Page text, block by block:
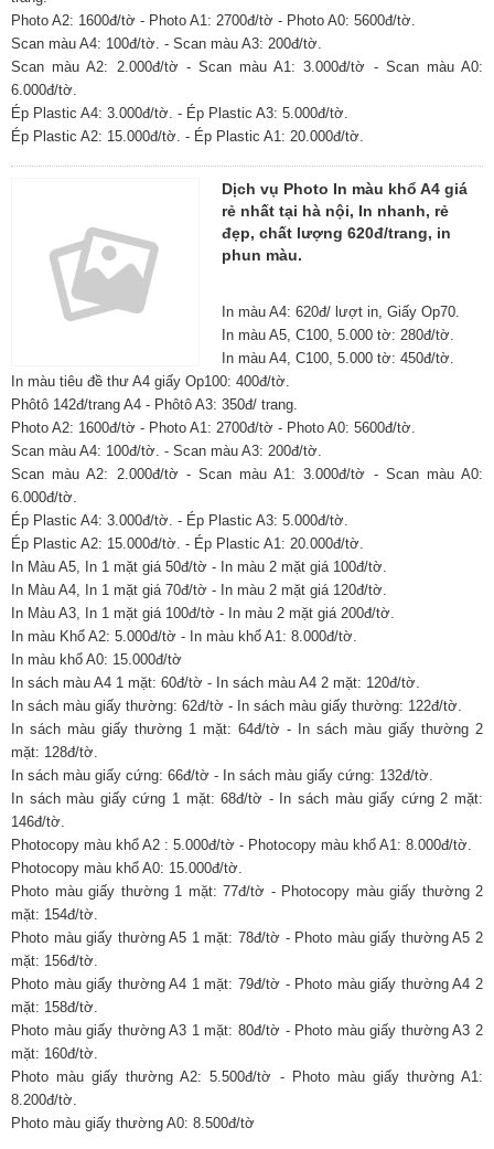
Photo A2: 1600đ/tờ - Photo A1: 2700đ/tờ - Photo A0: 5600đ/tờ.
Scan màu A4: 100đ/tờ. - Scan màu A3: 200đ/tờ.
Scan màu A2: 2.000đ/tờ - Scan màu A1: 3.000đ/tờ - Scan màu A0:
6.000đ/tờ.
Ép Plastic A4: 3.000đ/tờ. - Ép Plastic A3: 5.000đ/tờ.
Ép Plastic A2: 15.000đ/tờ. - Ép Plastic A1: 20.000đ/tờ.
Dịch vụ Photo In màu khổ A4 giá
rẻ nhất tại hà nội, In nhanh, rẻ
đẹp, chất lượng 620đ/trang, in
phun màu.
In màu A4: 620đ/ lượt in, Giấy Op70.
In màu A5, C100, 5.000 tờ: 280đ/tờ.
In màu A4, C100, 5.000 tờ: 450đ/tờ.
In màu tiêu đề thư A4 giấy Op100: 400đ/tờ.
Phôtô 142đ/trang A4 - Phôtô A3: 350đ/ trang.
Photo A2: 1600đ/tờ - Photo A1: 2700đ/tờ - Photo A0: 5600đ/tờ.
Scan màu A4: 100đ/tờ. - Scan màu A3: 200đ/tờ.
Scan màu A2: 2.000đ/tờ - Scan màu A1: 3.000đ/tờ - Scan màu A0:
6.000đ/tờ.
Ép Plastic A4: 3.000đ/tờ. - Ép Plastic A3: 5.000đ/tờ.
Ép Plastic A2: 15.000đ/tờ. - Ép Plastic A1: 20.000đ/tờ.
In Màu A5, In 1 mặt giá 50đ/tờ - In màu 2 mặt giá 100đ/tờ.
In Màu A4, In 1 mặt giá 70đ/tờ - In màu 2 mặt giá 120đ/tờ.
In Màu A3, In 1 mặt giá 100đ/tờ - In màu 2 mặt giá 200đ/tờ.
In màu Khổ A2: 5.000đ/tờ - In màu khổ A1: 8.000đ/tờ.
In màu khổ A0: 15.000đ/tờ
In sách màu A4 1 mặt: 60đ/tờ - In sách màu A4 2 mặt: 120đ/tờ.
In sách màu giấy thường: 62đ/tờ - In sách màu giấy thường: 122đ/tờ.
In sách màu giấy thường 1 mặt: 64đ/tờ - In sách màu giấy thường 2
mặt: 128đ/tờ.
In sách màu giấy cứng: 66đ/tờ - In sách màu giấy cứng: 132đ/tờ.
In sách màu giấy cứng 1 mặt: 68đ/tờ - In sách màu giấy cứng 2 mặt:
146đ/tờ.
Photocopy màu khổ A2 : 5.000đ/tờ - Photocopy màu khổ A1: 8.000đ/tờ.
Photocopy màu khổ A0: 15.000đ/tờ.
Photo màu giấy thường 1 mặt: 77đ/tờ - Photocopy màu giấy thường 2
mặt: 154đ/tờ.
Photo màu giấy thường A5 1 mặt: 78đ/tờ - Photo màu giấy thường A5 2
mặt: 156đ/tờ.
Photo màu giấy thường A4 1 mặt: 79đ/tờ - Photo màu giấy thường A4 2
mặt: 158đ/tờ.
Photo màu giấy thường A3 1 mặt: 80đ/tờ - Photo màu giấy thường A3 2
mặt: 160đ/tờ.
Photo màu giấy thường A2: 5.500đ/tờ - Photo màu giấy thường A1:
8.200đ/tờ.
Photo màu giấy thường A0: 8.500đ/tờ